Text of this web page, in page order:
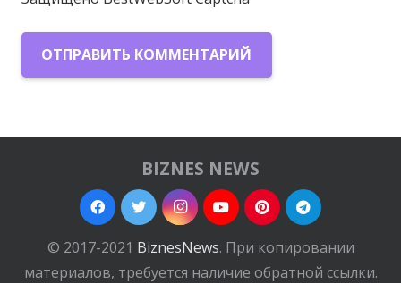
ОТПРАВИТЬ КОММЕНТАРИЙ
BIZNES NEWS
© 2017-2021 BiznesNews. При копировании
материалов, требуется наличие обратной ссылки.